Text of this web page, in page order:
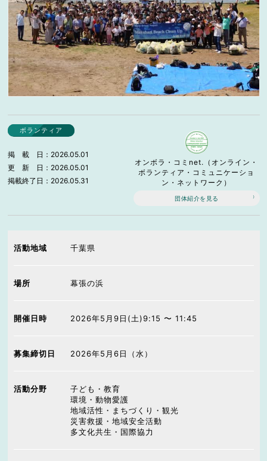
ボランティア
掲載日
2026.05.01
更新日
2026.05.01
掲載終了日
2026.05.31
オンボラ・コミnet.（オンライン・
ボランティア・コミュニケーショ
ン・ネットワーク）
団体紹介を見る
活動地域 千葉県
場所 幕張の浜
開催日時 2026年5月9日(土)9:15 〜 11:45
募集締切日 2026年5月6日（水）
活動分野
子ども・教育
環境・動物愛護
地域活性・まちづくり・観光
災害救援・地域安全活動
多文化共生・国際協力